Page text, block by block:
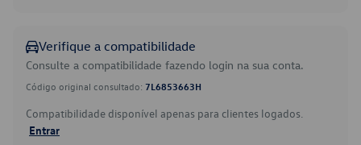
Verifique a compatibilidade
Consulte a compatibilidade fazendo login na sua conta.
Código original consultado: 7L6853663H
Compatibilidade disponível apenas para clientes logados.
Entrar